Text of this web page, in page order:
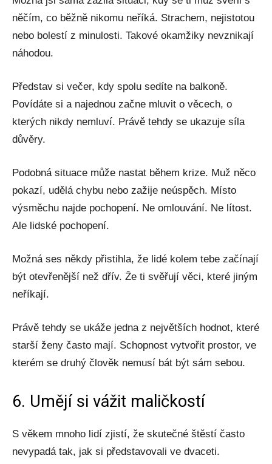
něčím, co běžně nikomu neříká. Strachem, nejistotou
nebo bolestí z minulosti. Takové okamžiky nevznikají
náhodou.
Představ si večer, kdy spolu sedíte na balkoně.
Povídáte si a najednou začne mluvit o věcech, o
kterých nikdy nemluví. Právě tehdy se ukazuje síla
důvěry.
Podobná situace může nastat během krize. Muž něco
pokazí, udělá chybu nebo zažije neúspěch. Místo
výsměchu najde pochopení. Ne omlouvání. Ne lítost.
Ale lidské pochopení.
Možná ses někdy přistihla, že lidé kolem tebe začínají
být otevřenější než dřív. Že ti svěřují věci, které jiným
neříkají.
Právě tehdy se ukáže jedna z největších hodnot, které
starší ženy často mají. Schopnost vytvořit prostor, ve
kterém se druhý člověk nemusí bát být sám sebou.
6. Umějí si vážit maličkostí
S věkem mnoho lidí zjistí, že skutečné štěstí často
nevypadá tak, jak si představovali ve dvaceti.